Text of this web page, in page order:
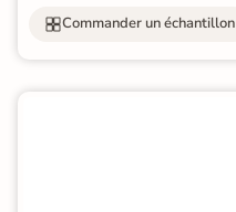
Commander un échantillon